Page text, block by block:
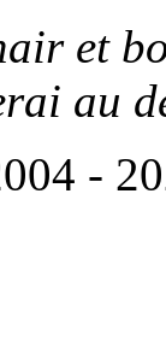
et
au
-